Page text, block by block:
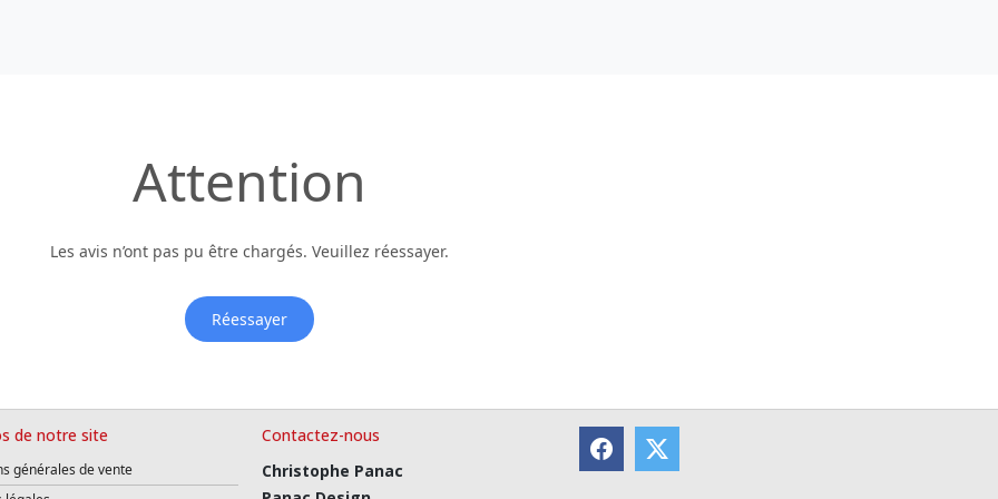
Attention
Les avis n’ont pas pu être chargés. Veuillez réessayer.
Réessayer
de notre site
générales de vente
Contactez-nous
Christophe Panac